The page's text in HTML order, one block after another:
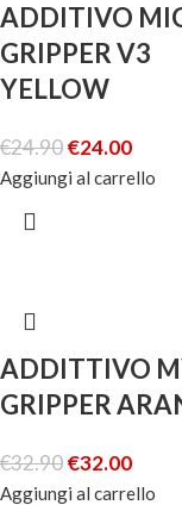
ADDITIVO
GRIPPER V3
YELLOW
€24.90€24.00
Aggiungi al carrello
ADDITTIVO
GRIPPER
€32.90€32.00
Aggiungi al carrello